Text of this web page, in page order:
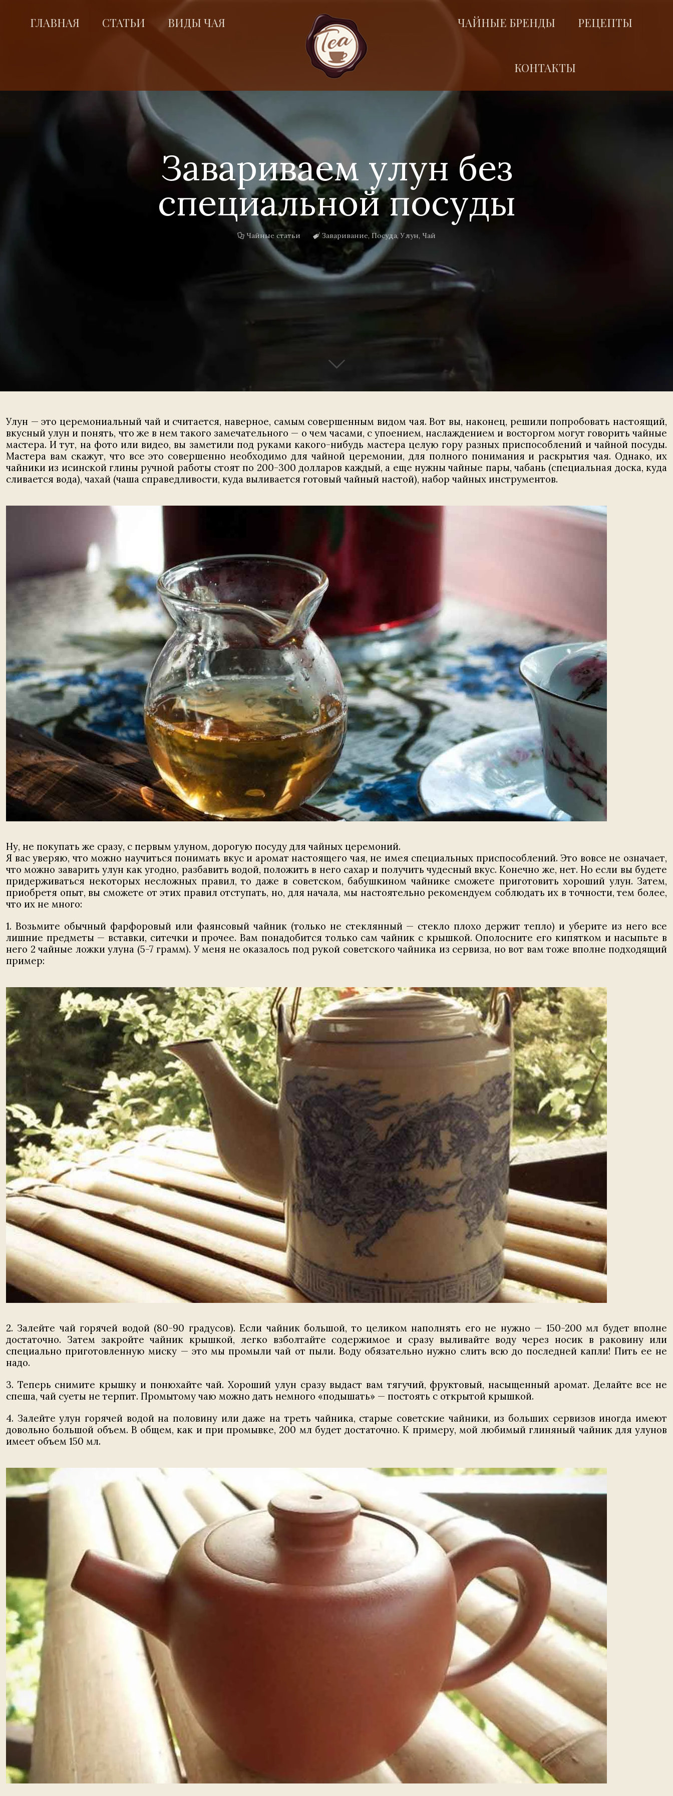
ГЛАВНАЯ СТАТЬИ ВИДЫ ЧАЯ ЧАЙНЫЕ БРЕНДЫ РЕЦЕПТЫ
КОНТАКТЫ
Завариваем улун без
специальной посуды
Чайные статьи Заваривание, Посуда,Улун, Чай
Улун — это церемониальный чай и считается, наверное, самым совершенным видом чая. Вот вы, наконец, решили попробовать настоящий,
вкусный улун и понять, что же в нем такого замечательного — о чем часами, с упоением, наслаждением и восторгом могут говорить чайные
мастера. И тут, на фото или видео, вы заметили под руками какого-нибудь мастера целую гору разных приспособлений и чайной посуды.
Мастера вам скажут, что все это совершенно необходимо для чайной церемонии, для полного понимания и раскрытия чая. Однако, их
чайники из исинской глины ручной работы стоят по 200-300 долларов каждый, а еще нужны чайные пары, чабань (специальная доска, куда
сливается вода), чахай (чаша справедливости, куда выливается готовый чайный настой), набор чайных инструментов.
Ну, не покупать же сразу, с первым улуном, дорогую посуду для чайных церемоний.
Я вас уверяю, что можно научиться понимать вкус и аромат настоящего чая, не имея специальных приспособлений. Это вовсе не означает,
что можно заварить улун как угодно, разбавить водой, положить в него сахар и получить чудесный вкус. Конечно же, нет. Но если вы будете
придерживаться некоторых несложных правил, то даже в советском, бабушкином чайнике сможете приготовить хороший улун. Затем,
приобретя опыт, вы сможете от этих правил отступать, но, для начала, мы настоятельно рекомендуем соблюдать их в точности, тем более,
что их не много:
1. Возьмите обычный фарфоровый или фаянсовый чайник (только не стеклянный — стекло плохо держит тепло) и уберите из него все
лишние предметы — вставки, ситечки и прочее. Вам понадобится только сам чайник с крышкой. Ополосните его кипятком и насыпьте в
него 2 чайные ложки улуна (5-7 грамм). У меня не оказалось под рукой советского чайника из сервиза, но вот вам тоже вполне подходящий
пример:
2. Залейте чай горячей водой (80-90 градусов). Если чайник большой, то целиком наполнять его не нужно — 150-200 мл будет вполне
достаточно. Затем закройте чайник крышкой, легко взболтайте содержимое и сразу выливайте воду через носик в раковину или
специально приготовленную миску — это мы промыли чай от пыли. Воду обязательно нужно слить всю до последней капли! Пить ее не
надо.
3. Теперь снимите крышку и понюхайте чай. Хороший улун сразу выдаст вам тягучий, фруктовый, насыщенный аромат. Делайте все не
спеша, чай суеты не терпит. Промытому чаю можно дать немного «подышать» — постоять с открытой крышкой.
4. Залейте улун горячей водой на половину или даже на треть чайника, старые советские чайники, из больших сервизов иногда имеют
довольно большой объем. В общем, как и при промывке, 200 мл будет достаточно. К примеру, мой любимый глиняный чайник для улунов
имеет объем 150 мл.